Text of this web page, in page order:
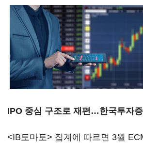
IPO 중심 구조로 재편…한국투자증
<IB토마토> 집계에 따르면 3월